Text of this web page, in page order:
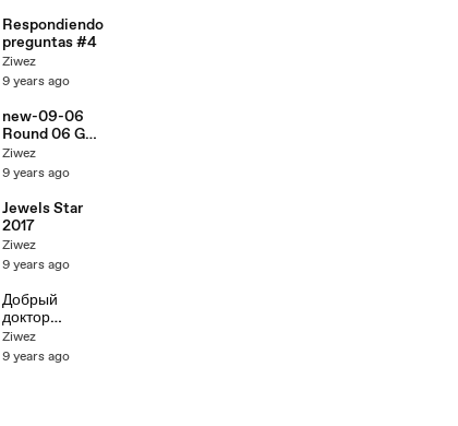
Respondiendo
preguntas #4
Ziwez
9 years ago
new-09-06
Round 06 GM
Nepomniacht
chi Ian GM
Kateryna
Moscow
chess blitz
Ziwez
9 years ago
Jewels Star
2017
Ziwez
9 years ago
Добрый
доктор
Стоматолог
мультфильм
Ziwez
9 years ago